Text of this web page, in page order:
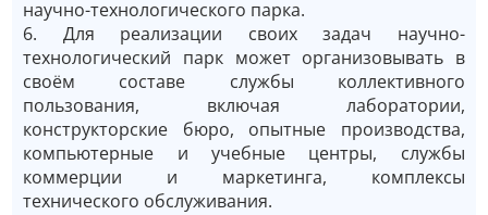
научно-технологического парка.
6. Для реализации своих задач научно-
технологический парк может организовывать в
своём составе службы коллективного
пользования, включая лаборатории,
конструкторские бюро, опытные производства,
компьютерные и учебные центры, службы
коммерции и маркетинга, комплексы
технического обслуживания.